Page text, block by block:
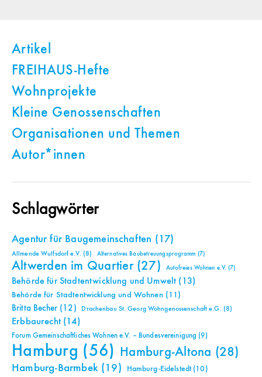
Artikel
FREIHAUS-Hefte
Wohnprojekte
Kleine Genossenschaften
Organisationen und Themen
Autor*innen
Schlagwörter
Agentur für Baugemeinschaften (17)
Allmende Wulfsdorf e.V. (8) Alternatives Baubetreuungsprogramm (7)
Altwerden im Quartier(27) Autofreies Wohnen e.V. (7)
Behörde für Stadtentwicklung und Umwelt (13)
Behörde für Stadtentwicklung und Wohnen(11)
Britta Becher(12) Drachenbau St. Georg Wohngenossenschaft e.G. (8)
Erbbaurecht(14)
Forum Gemeinschaftliches Wohnen e.V. – Bundesvereinigung (9)
Hamburg (56) Hamburg-Altona (28)
Hamburg-Barmbek(19) Hamburg-Eidelstedt(10)